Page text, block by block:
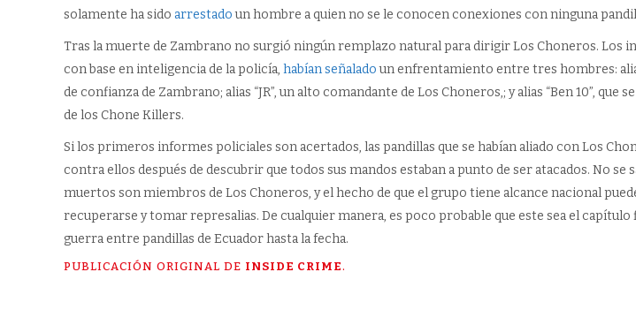
solamente ha sido arrestadoun hombre a quien no se le conocen conexiones con ninguna
Tras la muerte de Zambrano no surgió ningún remplazo natural para dirigir Los Choneros. Los
con base en inteligencia de la policía, habían señaladoun enfrentamiento entre tres hombres:
de confianza de Zambrano; alias “JR”, un alto comandante de Los Choneros,; y alias “Ben 10”, que
de los Chone Killers.
Si los primeros informes policiales son acertados, las pandillas que se habían aliado con Los
contra ellos después de descubrir que todos sus mandos estaban a punto de ser atacados. No se
muertos son miembros de Los Choneros, y el hecho de que el grupo tiene alcance nacional
recuperarse y tomar represalias. De cualquier manera, es poco probable que este sea el capítulo
guerra entre pandillas de Ecuador hasta la fecha.
PUBLICACIÓN ORIGINAL DE INSIDE CRIME.